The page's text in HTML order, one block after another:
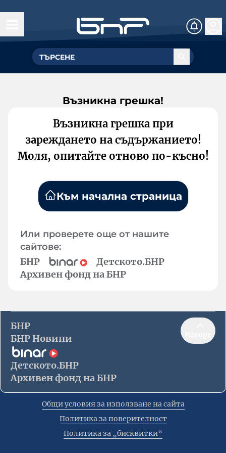
Възникна грешка!
Възникна грешка при
зареждането на съдържанието!
Моля, опитайте отново по-късно!
Към начална страница
Или проверете още от нашите
сайтове:
БНР
Детското.БНР
Архивен фонд на БНР
БНР
БНР Новини
Детското.БНР
Архивен фонд на БНР
Общи условия за използване на сайта
Политика за поверителност
Политика за „бисквитки“